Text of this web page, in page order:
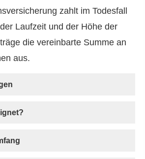
zahlt im Todesfall
Laufzeit und der Höhe der
die vereinbarte Summe an
aus.